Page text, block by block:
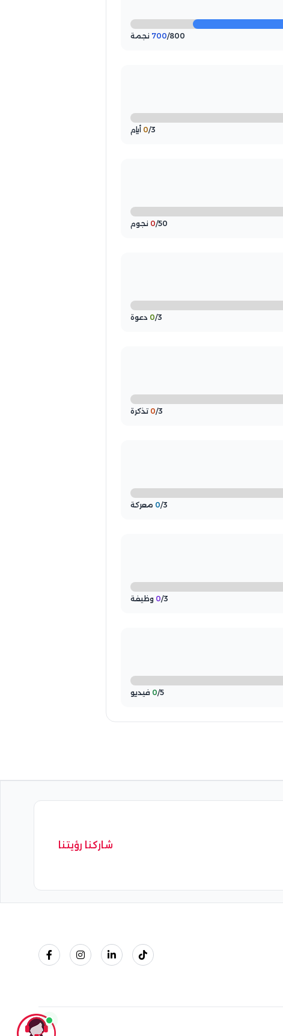
700/800 نجمة
0/3 أيام
0/50 نجوم
0/3 دعوة
0/3 تذكرة
0/3 معركة
0/3 وظيفة
0/5 فيديو
شاركنا رؤيتنا